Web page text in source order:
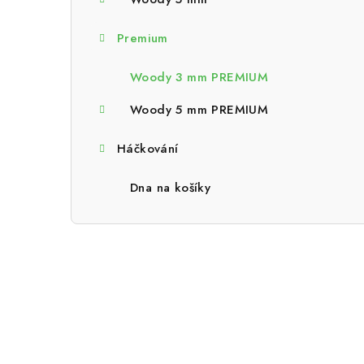
e
Premium
Woody 3 mm PREMIUM
Woody 5 mm PREMIUM
Háčkování
Dna na košíky